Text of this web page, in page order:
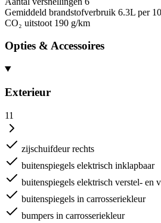
Gemiddeld brandstofverbruik 6.3L per
CO₂ uitstoot 190 g/km
Opties & Accessoires
Exterieur
11
zijschuifdeur rechts
buitenspiegels elektrisch inklapbaar
buitenspiegels elektrisch verstel- en
buitenspiegels in carrosseriekleur
bumpers in carrosseriekleur